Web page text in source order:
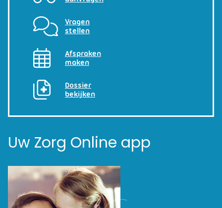
Vragen
stellen
Afspraken
maken
Dossier
bekijken
Uw Zorg Online app